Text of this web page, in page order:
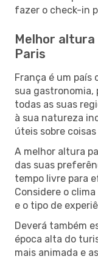
fazer o check-in
Melhor altura
Paris
França é um país
sua
todas as suas
à sua natureza
úteis sobre
A melhor altura
das suas
tempo livre para
Considere o
e o tipo de
Deverá também
época alta do
mais animada e